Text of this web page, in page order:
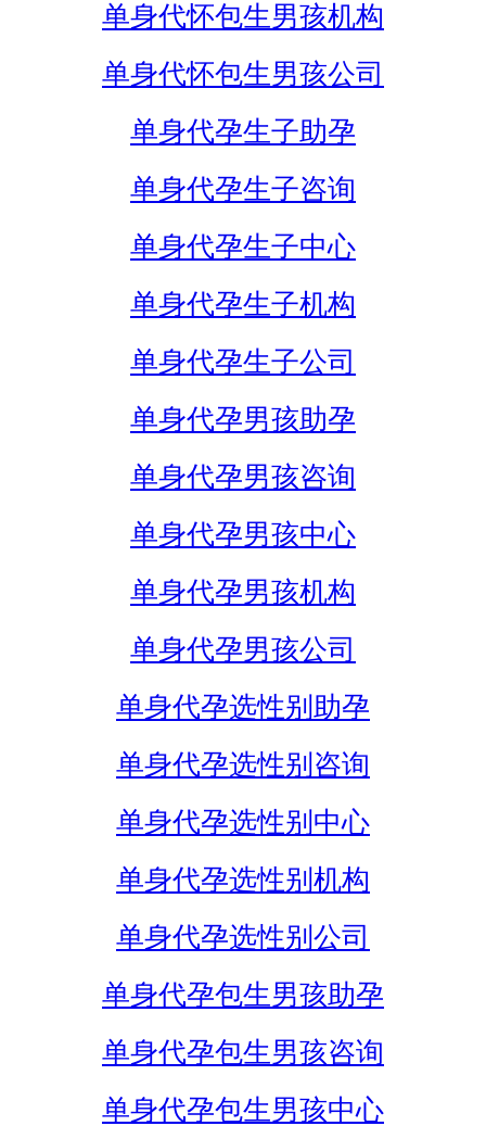
单身代怀包生男孩机构
单身代怀包生男孩公司
单身代孕生子助孕
单身代孕生子咨询
单身代孕生子中心
单身代孕生子机构
单身代孕生子公司
单身代孕男孩助孕
单身代孕男孩咨询
单身代孕男孩中心
单身代孕男孩机构
单身代孕男孩公司
单身代孕选性别助孕
单身代孕选性别咨询
单身代孕选性别中心
单身代孕选性别机构
单身代孕选性别公司
单身代孕包生男孩助孕
单身代孕包生男孩咨询
单身代孕包生男孩中心